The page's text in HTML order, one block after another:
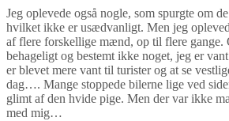
Jeg oplevede også nogle, som spurgte om
hvilket ikke er usædvanligt. Men jeg
af flere forskellige mænd, op til flere gange.
behageligt og bestemt ikke noget, jeg er
er blevet mere vant til turister og at se
dag…. Mange stoppede bilerne lige ved
glimt af den hvide pige. Men der var ikke
med mig…